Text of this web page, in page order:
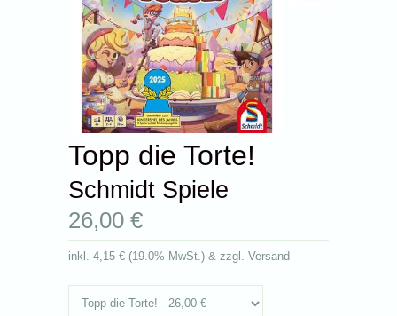
Topp die Torte!
Schmidt Spiele
26,00 €
inkl.4,15 € (19.0% MwSt.) & zzgl. Versand